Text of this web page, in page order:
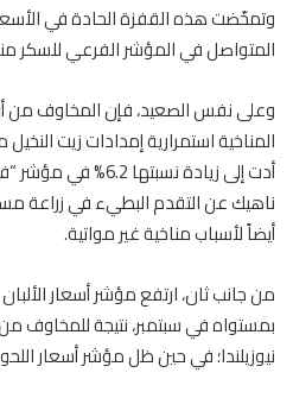
وتمخّضت هذه القفزة الحادة في
المتواصل في المؤشر الفرعي للسكر
وعلى نفس الصعيد، فإن المخاوف من
المناخية استمرارية إمدادات زيت
أدت إلى زيادة
ناهيك عن التقدم البطيء في زراعة
أيضاً لأسباب مناخية غير مواتية.
بمستواه في سبتمبر، نتيجة للمخاوف من
نيوزيلندا؛ في حين ظل مؤشر أسعار